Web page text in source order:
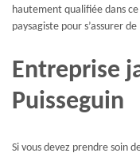
hautement qualifiée dans
paysagiste pour s’assurer
Entreprise
Puisseguin
Si vous devez prendre soin